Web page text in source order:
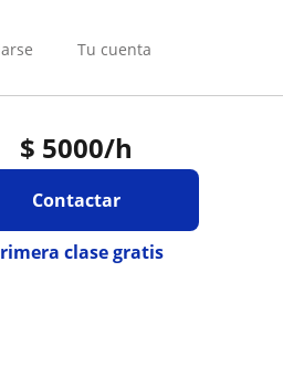
Tu cuenta
$ 5000/h
Contactar
clase gratis